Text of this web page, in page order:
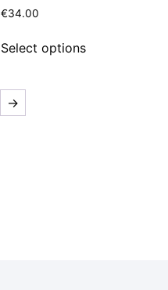
€34.00
Select options
→